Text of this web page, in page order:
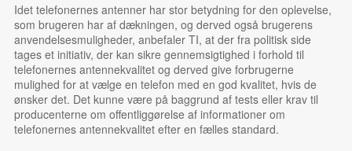
Idet telefonernes antenner har stor betydning for den oplevelse,
som brugeren har af dækningen, og derved også brugerens
anvendelsesmuligheder, anbefaler TI, at der fra politisk side
tages et initiativ, der kan sikre gennemsigtighed i forhold til
telefonernes antennekvalitet og derved give forbrugerne
mulighed for at vælge en telefon med en god kvalitet, hvis de
ønsker det. Det kunne være på baggrund af tests eller krav til
producenterne om offentliggørelse af informationer om
telefonernes antennekvalitet efter en fælles standard.